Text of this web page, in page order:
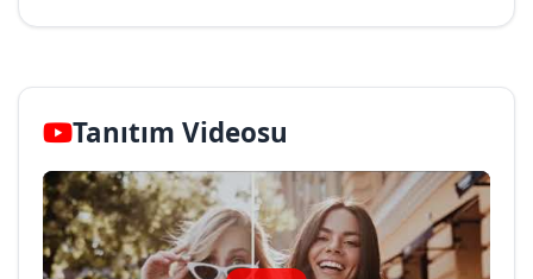
Tanıtım Videosu